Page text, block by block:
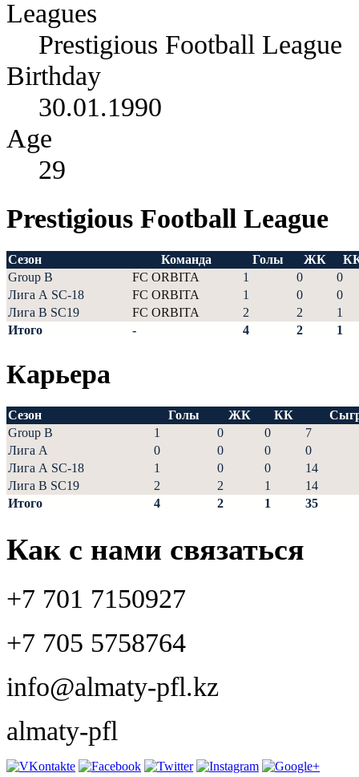
Leagues
Prestigious Football League
Birthday
30.01.1990
Age
29
Prestigious Football League
Сезон Команда Голы ЖК
Group B
FC ORBITA 1 0
0
Лига А SC-18
FC ORBITA 1 0
0
Лига В SC19
FC ORBITA 2 2
1
Итого
- 4 2 1
Карьера
Сезон Голы ЖК КК
Group B
1 0 0
7
Лига А
0 0 0
0
Лига А SC-18
1 0 0
14
Лига В SC19
2 2 1
14
Итого
4 2 1 35
Как с нами связаться
+7 701 7150927
+7 705 5758764
info@almaty-pfl.kz
almaty-pfl